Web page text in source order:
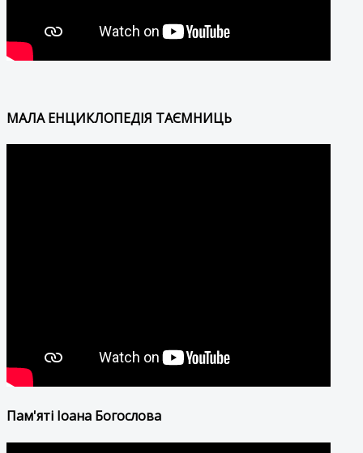
МАЛА ЕНЦИКЛОПЕДІЯ ТАЄМНИЦЬ
Пам'яті Іоана Богослова